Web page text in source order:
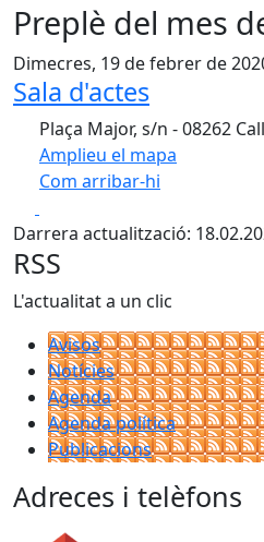
Preplè del mes
Dimecres, 19 de febrer de
Sala d'actes
Plaça Major, s/n - 08262
Amplieu el mapa
Com arribar-hi
+
−
Darrera actualització:
RSS
L'actualitat a un clic
Avisos
Notícies
Agenda
Agenda política
Publicacions
Adreces i telèfons